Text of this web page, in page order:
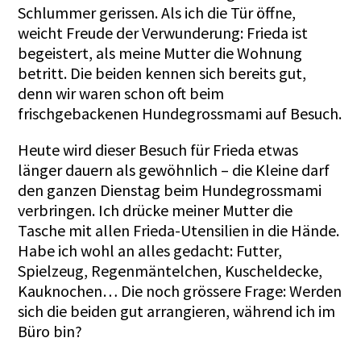
Schlummer gerissen. Als ich die Tür öffne,
weicht Freude der Verwunderung: Frieda ist
begeistert, als meine Mutter die Wohnung
betritt. Die beiden kennen sich bereits gut,
denn wir waren schon oft beim
frischgebackenen Hundegrossmami auf Besuch.
Heute wird dieser Besuch für Frieda etwas
länger dauern als gewöhnlich – die Kleine darf
den ganzen Dienstag beim Hundegrossmami
verbringen. Ich drücke meiner Mutter die
Tasche mit allen Frieda-Utensilien in die Hände.
Habe ich wohl an alles gedacht: Futter,
Spielzeug, Regenmäntelchen, Kuscheldecke,
Kauknochen… Die noch grössere Frage: Werden
sich die beiden gut arrangieren, während ich im
Büro bin?